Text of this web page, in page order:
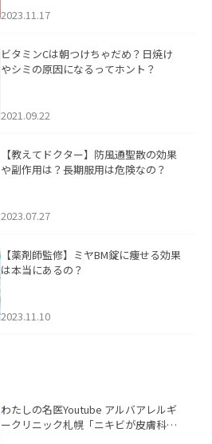
2023.11.17
ビタミンCは朝つけちゃだめ？日焼け
やシミの原因になるってホント？
2021.09.22
【教えてドクター】防風通聖散の効果
や副作用は？長期服用は危険なの？
2023.07.27
【薬剤師監修】ミヤBM錠に痩せる効果
は本当にあるの？
2023.11.10
わたしの名医Youtube アルバアレルギ
ークリニック札幌「ニキビが皮膚科で